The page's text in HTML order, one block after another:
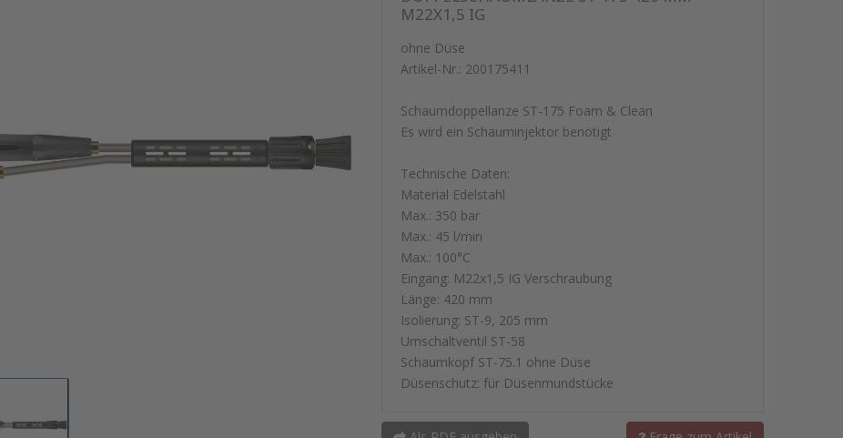
M22X1,5 IG
ohne Düse
Artikel-Nr.: 200175411
Schaumdoppellanze ST-175 Foam & Clean
Es wird ein Schauminjektor benötigt
Technische Daten:
Material Edelstahl
Max.: 350 bar
Max.: 45 l/min
Max.: 100°C
Eingang: M22x1,5 IG Verschraubung
Länge: 420 mm
Isolierung: ST-9, 205 mm
Umschaltventil ST-58
Schaumkopf ST-75.1 ohne Düse
Düsenschutz: für Düsenmundstücke